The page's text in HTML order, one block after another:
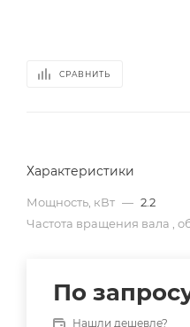
СРАВНИТЬ
Характеристики
Мощность, кВт — 2.2
Частота вращения вала ,
По
Нашли дешевле?